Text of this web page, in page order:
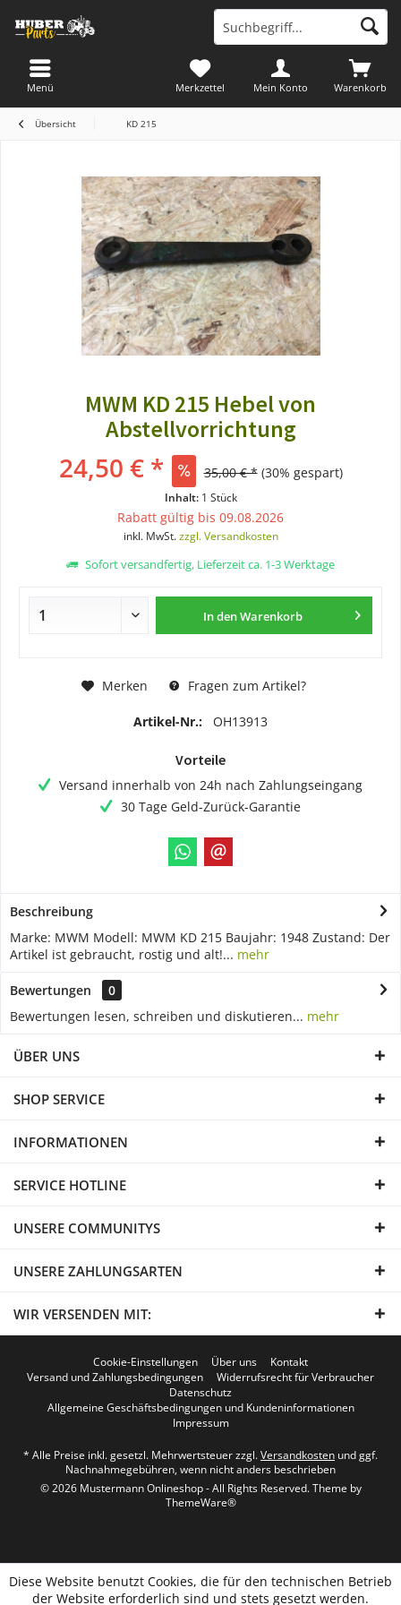
Warenkorb
Merkzettel Mein Konto
Menü
Übersicht KD 215
MWM KD 215 Hebel von
Abstellvorrichtung
24,50 € * 35,00 € * (30% gespart)
Inhalt: 1 Stück
Rabatt gültig bis 09.08.2026
inkl. MwSt.zzgl. Versandkosten
Sofort versandfertig, Lieferzeit ca. 1-3 Werktage
In denWarenkorb
Merken Fragen zum Artikel?
Artikel-Nr.: OH13913
Vorteile
Versand innerhalb von 24h nach Zahlungseingang
30 Tage Geld-Zurück-Garantie
Beschreibung
Marke: MWM Modell: MWM KD 215 Baujahr: 1948 Zustand: Der
Artikel ist gebraucht, rostig und alt!... mehr
Bewertungen
0
Bewertungen lesen, schreiben und diskutieren... mehr
ÜBER UNS
SHOP SERVICE
INFORMATIONEN
SERVICE HOTLINE
UNSERE COMMUNITYS
UNSERE ZAHLUNGSARTEN
WIR VERSENDEN MIT:
Cookie-Einstellungen Über uns
Kontakt
Versand und Zahlungsbedingungen
Widerrufsrecht für Verbraucher
Datenschutz
Allgemeine Geschäftsbedingungen und Kundeninformationen
Impressum
* Alle Preise inkl. gesetzl. Mehrwertsteuer zzgl.Versandkosten und ggf.
Nachnahmegebühren, wenn nicht anders beschrieben
© 2026 Mustermann Onlineshop - All Rights Reserved. Theme by
ThemeWare®
Diese Website benutzt Cookies, die für den technischen Betrieb
der Website erforderlich sind und stets gesetzt werden.